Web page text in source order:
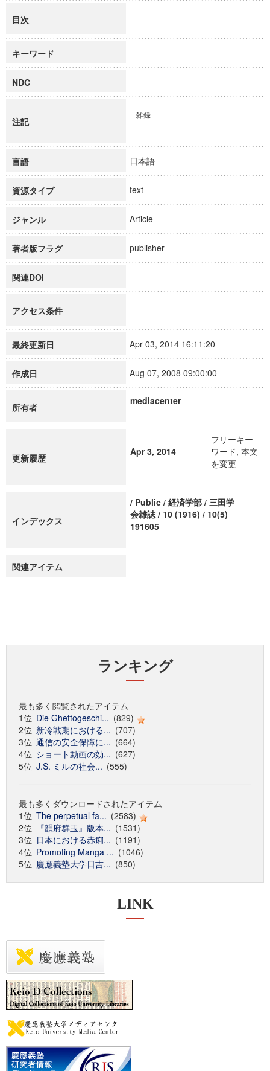
目次
キーワード
NDC
注記
雑録
言語 日本語
資源タイプ text
ジャンル Article
著者版フラグ publisher
関連DOI
アクセス条件
最終更新日 Apr 03, 2014 16:11:20
作成日 Aug 07, 2008 09:00:00
所有者
mediacenter
更新履歴
Apr 3, 2014
フリーキー
ワード, 本文
を変更
インデックス
/ Public / 経済学部 / 三田学
会雑誌 / 10 (1916) / 10(5)
191605
関連アイテム
ランキング
最も多く閲覧されたアイテム
1位 Die Ghettogeschi... (829)
2位 新冷戦期における... (707)
3位 通信の安全保障に... (664)
4位 ショート動画の効... (627)
5位 J.S. ミルの社会... (555)
最も多くダウンロードされたアイテム
1位 The perpetual fa... (2583)
2位
『韻府群玉』版本... (1531)
3位 日本における赤痢... (1191)
4位 Promoting Manga ... (1046)
5位 慶應義塾大学日吉... (850)
LINK